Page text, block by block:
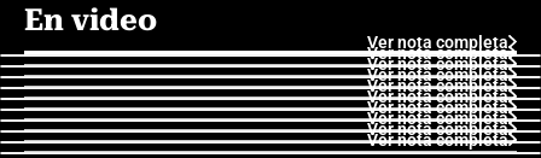
En video
Ver nota completa
Ver nota completa
Ver nota completa
Ver nota completa
Ver nota completa
Ver nota completa
Ver nota completa
Ver nota completa
Ver nota completa
Ver nota completa